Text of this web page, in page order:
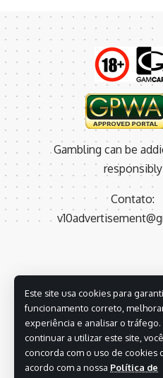
Este site usa cookies para
funcionamento correto,
experiência e analisar o tráfego.
continuar a utilizar este site, você
concorda com o uso de cookies
acordo com a nossa Política de
Gambling can be
responsibly
Contato: